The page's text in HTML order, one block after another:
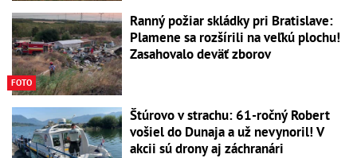
FOTO
Ranný požiar skládky pri Bratislave:
Plamene sa rozšírili na veľkú plochu!
Zasahovalo deväť zborov
Štúrovo v strachu: 61-ročný Robert
vošiel do Dunaja a už nevynoril! V
akcii sú drony aj záchranári